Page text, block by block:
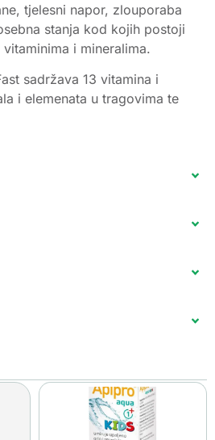
tjelesni napor, zlouporaba
stanja kod kojih postoji
i mineralima.
sadržava 13 vitamina i
i elemenata u tragovima te